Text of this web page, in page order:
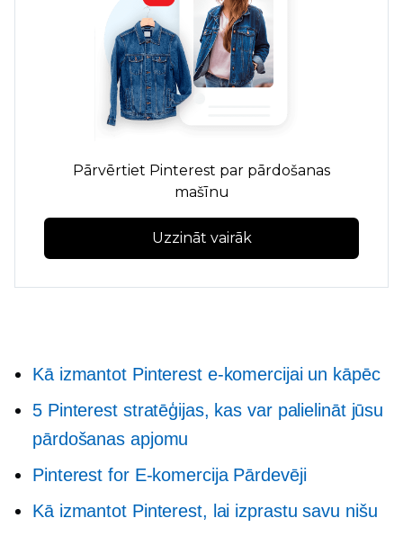
Pārvērtiet Pinterest par pārdošanas
mašīnu
Uzzināt vairāk
Kā izmantot Pinterest e-komercijai un kāpēc
5 Pinterest stratēģijas, kas var palielināt jūsu
pārdošanas apjomu
Pinterest for E-komercijaPārdevēji
Kā izmantot Pinterest, lai izprastu savu nišu